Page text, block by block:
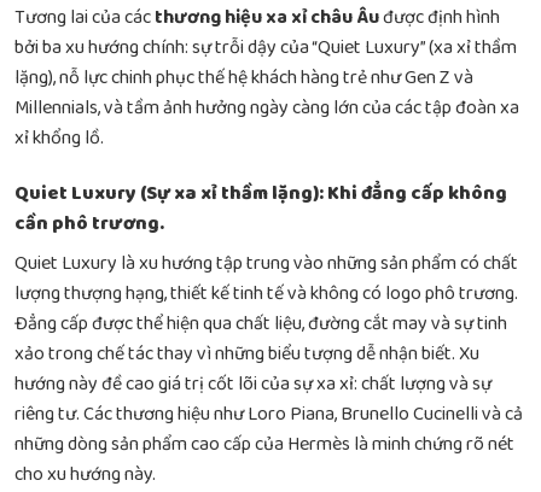
Tương lai của cácthương hiệu xa xỉ châu Âuđược định hình
bởi ba xu hướng chính: sự trỗi dậy của “Quiet Luxury” (xa xỉ thầm
lặng), nỗ lực chinh phục thế hệ khách hàng trẻ như Gen Z và
Millennials, và tầm ảnh hưởng ngày càng lớn của các tập đoàn xa
xỉ khổng lồ.
Quiet Luxury (Sự xa xỉ thầm lặng): Khi đẳng cấp không
cần phô trương.
Quiet Luxury là xu hướng tập trung vào những sản phẩm có chất
lượng thượng hạng, thiết kế tinh tế và không có logo phô trương.
Đẳng cấp được thể hiện qua chất liệu, đường cắt may và sự tinh
xảo trong chế tác thay vì những biểu tượng dễ nhận biết. Xu
hướng này đề cao giá trị cốt lõi của sự xa xỉ: chất lượng và sự
riêng tư. Các thương hiệu như Loro Piana, Brunello Cucinelli và cả
những dòng sản phẩm cao cấp của Hermès là minh chứng rõ nét
cho xu hướng này.